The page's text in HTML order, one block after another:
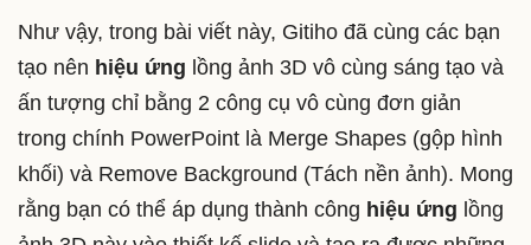
Như vậy, trong bài viết này, Gitiho đã cùng các bạn
tạo nên hiệu ứng lồng ảnh 3D vô cùng sáng tạo và
ấn tượng chỉ bằng 2 công cụ vô cùng đơn giản
trong chính PowerPoint là Merge Shapes (gộp hình
khối) và Remove Background (Tách nền ảnh). Mong
rằng bạn có thể áp dụng thành công hiệu ứng lồng